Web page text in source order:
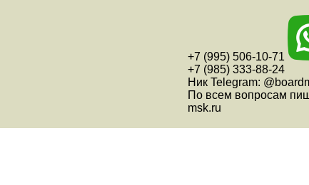
+7 (995) 506-10-71
+7 (985) 333-88-24
Ник Telegram:
По всем вопросам
msk.ru